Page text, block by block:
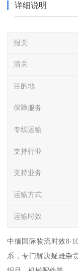
详细说明
报关
清关
目的地
保障服务
专线运输
支持行业
支持业务
运输方式
运输时效
中缅国际物流时效8-
系，专门解决疑难杂